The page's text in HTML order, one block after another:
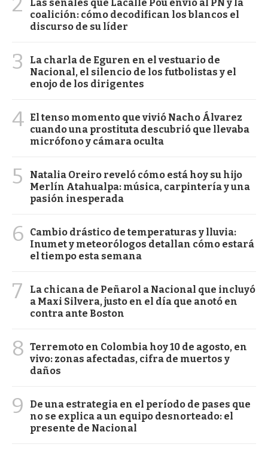
Las señales que Lacalle Pou envió al PN y la
coalición: cómo decodifican los blancos el
discurso de su líder
3
La charla de Eguren en el vestuario de
Nacional, el silencio de los futbolistas y el
enojo de los dirigentes
4 El tenso momento que vivió Nacho Álvarez
cuando una prostituta descubrió que llevaba
micrófono y cámara oculta
5
Natalia Oreiro reveló cómo está hoy su hijo
Merlín Atahualpa: música, carpintería y una
pasión inesperada
6
Cambio drástico de temperaturas y lluvia:
Inumet y meteorólogos detallan cómo estará
el tiempo esta semana
7
La chicana de Peñarol a Nacional que incluyó
a Maxi Silvera, justo en el día que anotó en
contra ante Boston
8 Terremoto en Colombia hoy 10 de agosto, en
vivo: zonas afectadas, cifra de muertos y
daños
9
De una estrategia en el período de pases que
no se explica a un equipo desnorteado: el
presente de Nacional